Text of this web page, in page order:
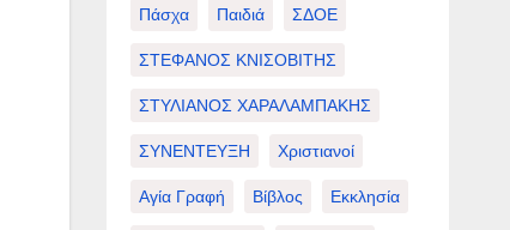
Πάσχα Παιδιά ΣΔΟΕ
ΣΤΕΦΑΝΟΣ ΚΝΙΣΟΒΙΤΗΣ
ΣΤΥΛΙΑΝΟΣ ΧΑΡΑΛΑΜΠΑΚΗΣ
ΣΥΝΕΝΤΕΥΞΗ Χριστιανοί
Αγία Γραφή Βίβλος Εκκλησία